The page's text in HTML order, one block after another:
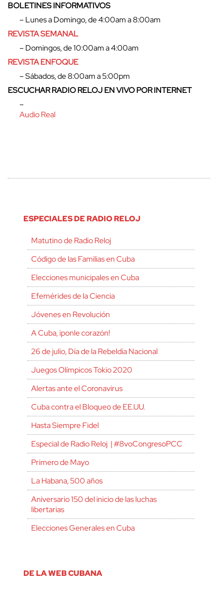
BOLETINES INFORMATIVOS
– Lunes a Domingo, de 4:00am a 8:00am
REVISTA SEMANAL
– Domingos, de 10:00am a 4:00am
REVISTA ENFOQUE
– Sábados, de 8:00am a 5:00pm
ESCUCHAR RADIO RELOJ EN VIVO POR INTERNET
–
Audio Real
ESPECIALES DE RADIO RELOJ
Matutino de Radio Reloj
Código de las Familias en Cuba
Elecciones municipales en Cuba
Efemérides de la Ciencia
Jóvenes en Revolución
A Cuba, ¡ponle corazón!
26 de julio, Día de la Rebeldía Nacional
Juegos Olímpicos Tokio 2020
Alertas ante el Coronavirus
Cuba contra el Bloqueo de EE.UU.
Hasta Siempre Fidel
Especial de Radio Reloj | #8voCongresoPCC
Primero de Mayo
La Habana, 500 años
Aniversario 150 del inicio de las luchas
libertarias
Elecciones Generales en Cuba
DE LA WEB CUBANA